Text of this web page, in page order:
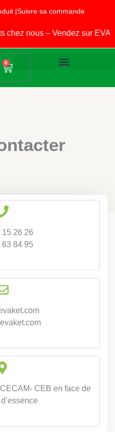
|Suivre sa commande
nous – Vendez sur
0
Panier
26 26
84 95
CEB en face de